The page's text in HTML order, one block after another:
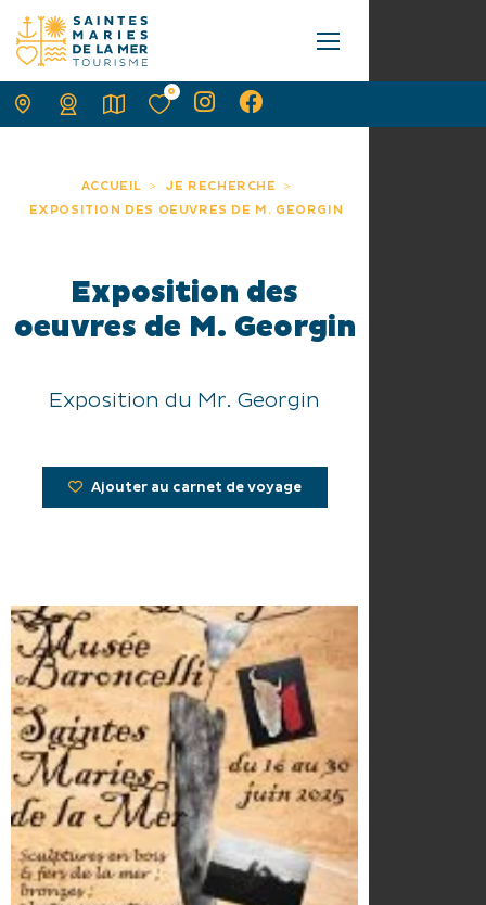
ACCUEIL
JE RECHERCHE
EXPOSITION DES OEUVRES DE M. GEORGIN
Exposition des
oeuvres de M. Georgin
Exposition du Mr. Georgin
Ajouter au carnet de voyage
0